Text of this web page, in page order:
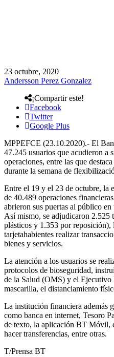
23 octubre, 2020
Andersson Perez Gonzalez
¡Compartir este!
Facebook
Twitter
Google Plus
MPPEFCE (23.10.2020).- El
47.245 usuarios que acudieron a
operaciones, entre las que
durante la semana de
Entre el 19 y el 23 de octubre, la
de 40.489 operaciones
abrieron sus puertas al público
Así mismo, se adjudicaron 2.525
plásticos y 1.353 por reposición),
tarjetahabientes realizar
bienes y servicios.
La atención a los usuarios se
protocolos de bioseguridad,
de la Salud (OMS) y el Ejecutivo
mascarilla, el distanciamiento
La institución financiera además
como banca en internet, Tesoro
de texto, la aplicación BT Móvil,
hacer transferencias, entre otras.
T/Prensa BT